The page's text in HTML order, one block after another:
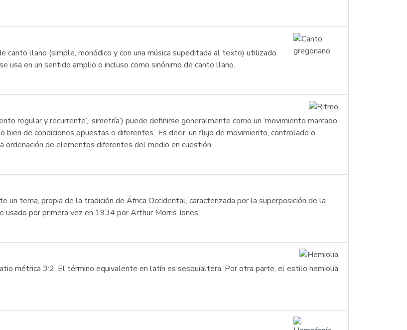
canto llano (simple, monódico y con una música supeditada al texto) utilizado
usa en un sentido amplio o incluso como sinónimo de canto llano.
regular y recurrente’, ‘simetría’) puede definirse generalmente como un ‘movimiento marcado
de condiciones opuestas o diferentes’. Es decir, un flujo de movimiento, controlado o
ordenación de elementos diferentes del medio en cuestión.
un tema, propia de la tradición de África Occidental, caracterizada por la superposición de la
por primera vez en 1934 por Arthur Morris Jones.
métrica 3:2. El término equivalente en latín es sesquialtera. Por otra parte, el estilo hemiolia